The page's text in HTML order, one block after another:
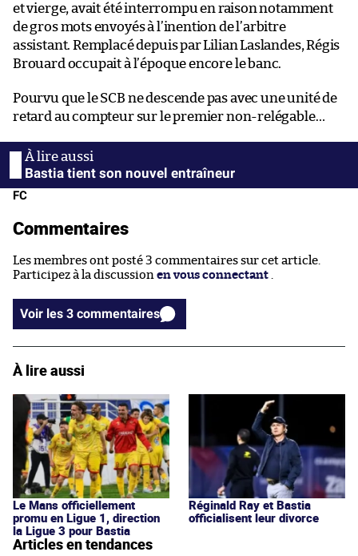
et vierge, avait été interrompu en raison notamment
de gros mots envoyés à l’inention de l’arbitre
assistant. Remplacé depuis par Lilian Laslandes, Régis
Brouard occupait à l’époque encore le banc.
Pourvu que le SCB ne descende pas avec une unité de
retard au compteur sur le premier non-relégable…
Bastia tient son nouvel entraîneur
FC
Commentaires
Les membres ont posté 3 commentaires sur cet article.
Participez à la discussion en vous connectant
Voir les 3 commentaires
À lire aussi
Le Mans officiellement
promu en Ligue 1, direction
la Ligue 3 pour Bastia
Réginald Ray et Bastia
officialisent leur divorce
Articles en tendances